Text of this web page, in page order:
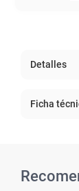
Detalles
Ficha